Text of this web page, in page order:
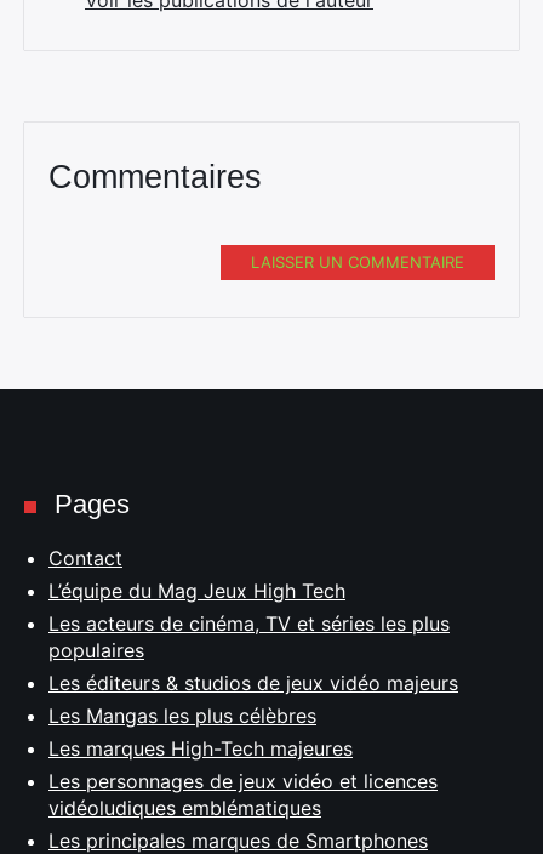
Commentaires
LAISSER UN COMMENTAIRE
Pages
Contact
L’équipe du Mag Jeux High Tech
Les acteurs de cinéma, TV et séries les plus
populaires
Les éditeurs & studios de jeux vidéo majeurs
Les Mangas les plus célèbres
Les marques High-Tech majeures
Les personnages de jeux vidéo et licences
vidéoludiques emblématiques
Les principales marques de Smartphones